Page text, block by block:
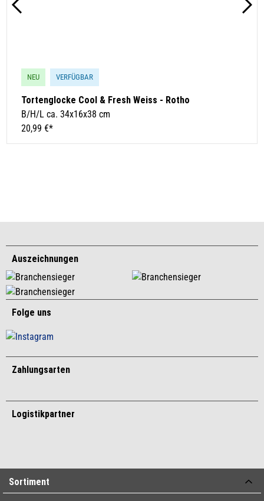
NEU VERFÜGBAR
Tortenglocke Cool & Fresh Weiss - Rotho
B/H/L ca. 34x16x38 cm
20,99 €*
Auszeichnungen
Folge uns
Zahlungsarten
Logistikpartner
Sortiment